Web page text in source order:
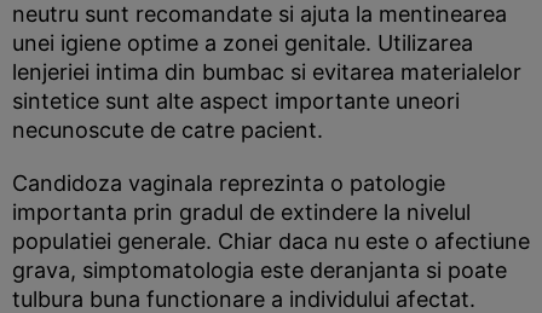
neutru sunt recomandate si ajuta la mentinearea
unei igiene optime a zonei genitale. Utilizarea
lenjeriei intima din bumbac si evitarea materialelor
sintetice sunt alte aspect importante uneori
necunoscute de catre pacient.
Candidoza vaginala reprezinta o patologie
importanta prin gradul de extindere la nivelul
populatiei generale. Chiar daca nu este o afectiune
grava, simptomatologia este deranjanta si poate
tulbura buna functionare a individului afectat.